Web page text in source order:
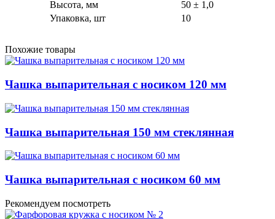
Высота, мм
50 ± 1,0
Упаковка, шт
10
Похожие товары
Чашка выпарительная с носиком 120 мм
Чашка выпарительная 150 мм стеклянная
Чашка выпарительная с носиком 60 мм
Рекомендуем посмотреть